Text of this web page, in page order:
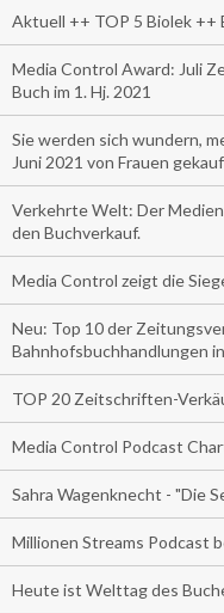
Aktuell ++ TOP 5 Biolek ++
Media Control Award: Juli
Buch im 1. Hj. 2021
Sie werden sich wundern,
Juni 2021 von Frauen
Verkehrte Welt: Der
den Buchverkauf.
Media Control zeigt die
Neu: Top 10 der
Bahnhofsbuchhandlungen
TOP 20 Zeitschriften-
Media Control Podcast
Sahra Wagenknecht - "Die
Millionen Streams Podcast
Heute ist Welttag des